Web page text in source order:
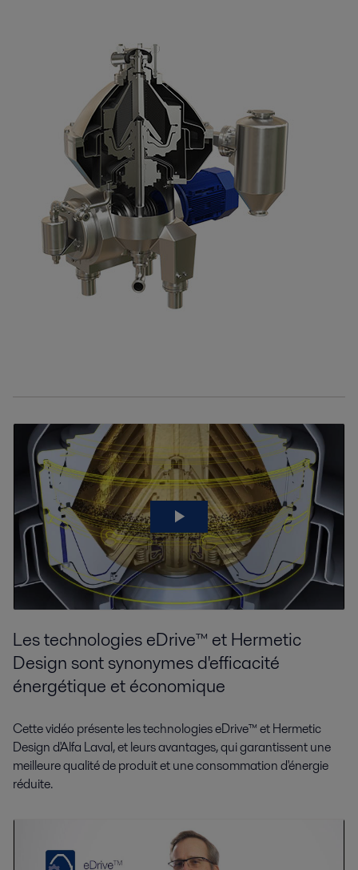
Les technologies eDrive™ et Hermetic
Design sont synonymes d'efficacité
énergétique et économique
Cette vidéo présente les technologies eDrive™ et Hermetic
Design d'Alfa Laval, et leurs avantages, qui garantissent une
meilleure qualité de produit et une consommation d'énergie
réduite.